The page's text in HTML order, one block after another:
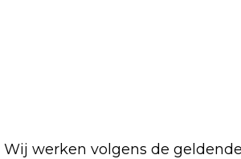
Wij werken volgens de